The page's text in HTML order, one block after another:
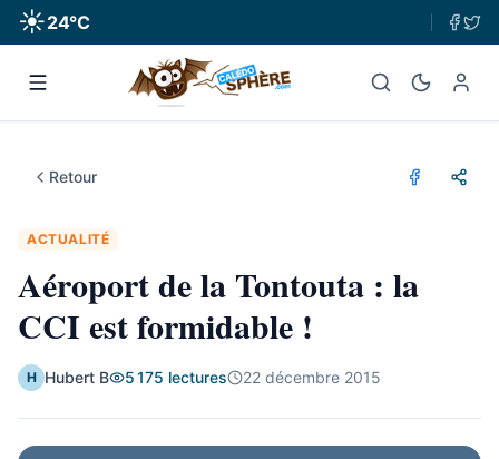
☀️24°C
Retour
ACTUALITÉ
Aéroport de la Tontouta : la
CCI est formidable !
H Hubert B 5 175 lectures 22 décembre 2015